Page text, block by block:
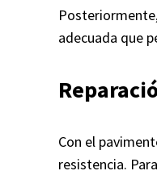
adecuada que
Con el
resistencia.